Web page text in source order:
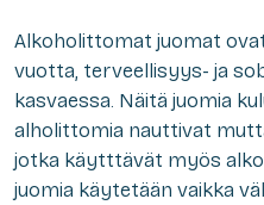
Alkoholittomat juomat
vuotta, terveellisyys- ja
kasvaessa. Näitä juomia
alholittomia nauttivat
jotka käytttävät myös
juomia käytetään vaikka